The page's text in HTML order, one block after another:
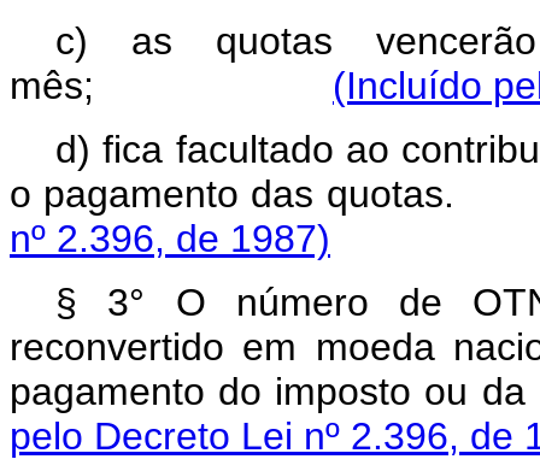
c) as quotas
mês; (Incluído
d) fica facultado ao
o pagamento das
nº 2.396, de 1987)
§ 3° O número de
reconvertido em moeda
pagamento do
pelo Decreto Lei nº 2.396, de